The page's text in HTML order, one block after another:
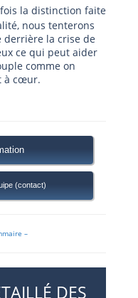
la distinction faite
nous tenterons
derrière la crise de
ce qui peut aider
comme on
à cœur.
(contact)
–
DES